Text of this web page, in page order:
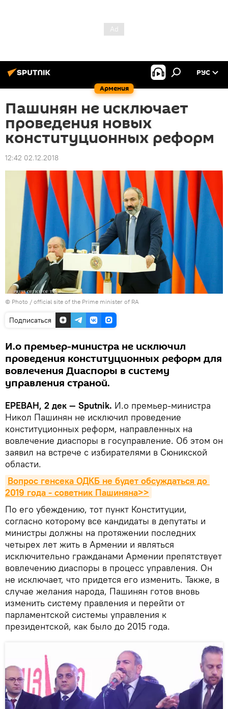
Армения
РУС
Пашинян не исключает
проведения новых
конституционных реформ
12:42 02.12.2018
© Photo / official site of the Prime minister of RA
Подписаться
И.о премьер-министра не исключил
проведения конституционных реформ для
вовлечения Диаспоры в систему
управления страной.
ЕРЕВАН, 2 дек — Sputnik. И.о премьер-министра
Никол Пашинян не исключил проведение
конституционных реформ, направленных на
вовлечение диаспоры в госуправление. Об этом он
заявил на встрече с избирателями в Сюникской
области.
Вопрос генсека ОДКБ не будет обсуждаться до
2019 года - советник Пашиняна>>
По его убеждению, тот пункт Конституции,
согласно которому все кандидаты в депутаты и
министры должны на протяжении последних
четырех лет жить в Армении и являться
исключительно гражданами Армении препятствует
вовлечению диаспоры в процесс управления. Он
не исключает, что придется его изменить. Также, в
случае желания народа, Пашинян готов вновь
изменить систему правления и перейти от
парламентской системы управления к
президентской, как было до 2015 года.